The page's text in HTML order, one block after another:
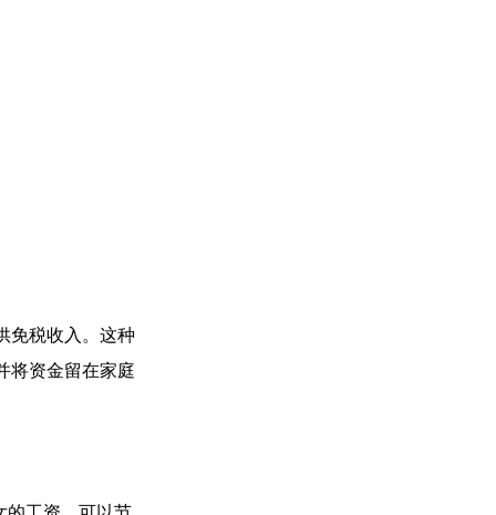
免税收入。这种
将资金留在家庭